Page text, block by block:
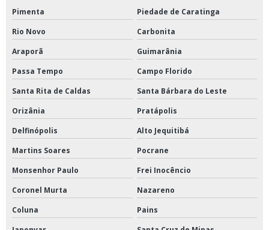
Pimenta
Piedade de Caratinga
Rio Novo
Carbonita
Araporã
Guimarânia
Passa Tempo
Campo Florido
Santa Rita de Caldas
Santa Bárbara do Leste
Orizânia
Pratápolis
Delfinópolis
Alto Jequitibá
Martins Soares
Pocrane
Monsenhor Paulo
Frei Inocêncio
Coronel Murta
Nazareno
Coluna
Pains